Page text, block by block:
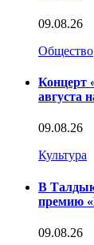
09.08.26
Общество
Концерт
августа
09.08.26
Культура
В
премию
09.08.26